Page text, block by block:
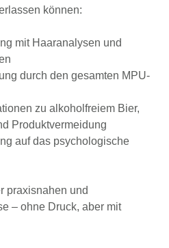
können:
mit Haaranalysen und
durch den gesamten MPU-
zu alkoholfreiem Bier,
Produktvermeidung
auf das psychologische
praxisnahen und
– ohne Druck, aber mit